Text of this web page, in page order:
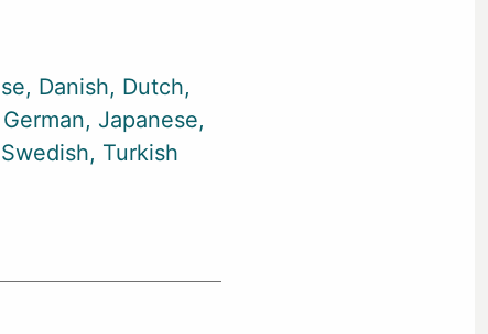
Danish Dutch
German Japanese
Swedish Turkish